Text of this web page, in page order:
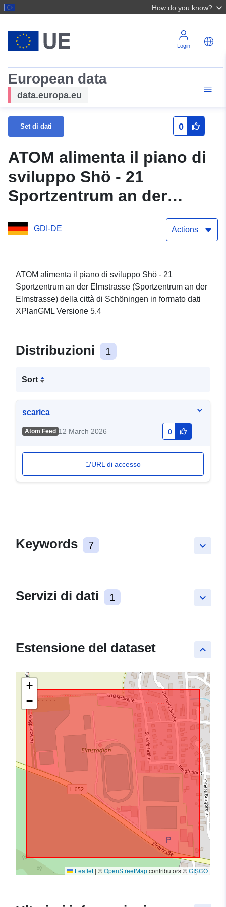
How do you know?
Login
European data
data.europa.eu
Set di dati 0
ATOM alimenta il piano di
sviluppo Shö - 21
Sportzentrum an der
Elmstrasse (Sportzentrum
an der Elmstrasse) della
GDI-DE Actions
ATOM alimenta il piano di sviluppo Shö - 21
Sportzentrum an der Elmstrasse (Sportzentrum an der
Elmstrasse) della città di Schöningen in formato dati
XPlanGML Versione 5.4
Distribuzioni 1
Sort
scarica
Atom Feed 12 March 2026 0
URL di accesso
keyboard_arrow_down
Keywords 7
keyboard_arrow_down
Servizi di dati 1
keyboard_arrow_up
Estensione del dataset
+
−
Leaflet | ©OpenStreetMapcontributors ©GISCO